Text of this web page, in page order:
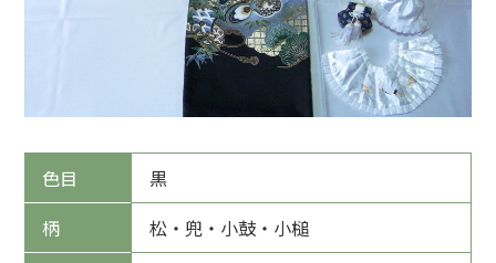
色目
黒
柄
松・兜・小鼓・小槌